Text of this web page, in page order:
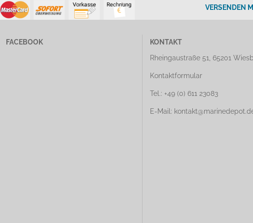
VERSENDEN
FACEBOOK
KONTAKT
Rheingaustraße 51, 65201
Kontaktformular
Tel.: +49 (0) 611 23083
E-Mail: